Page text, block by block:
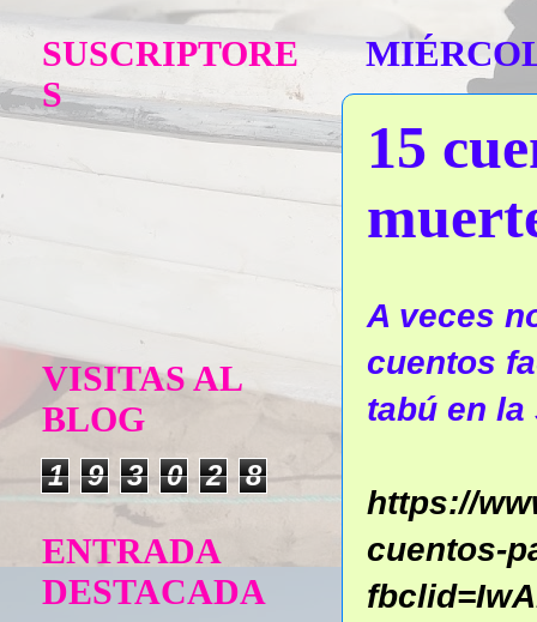
15
A veces
cuentos
tabú en
https://
cuentos-
SUSCRIPTORE
S
VISITAS AL
BLOG
1 9 3 0 2 8
ENTRADA
DESTACADA